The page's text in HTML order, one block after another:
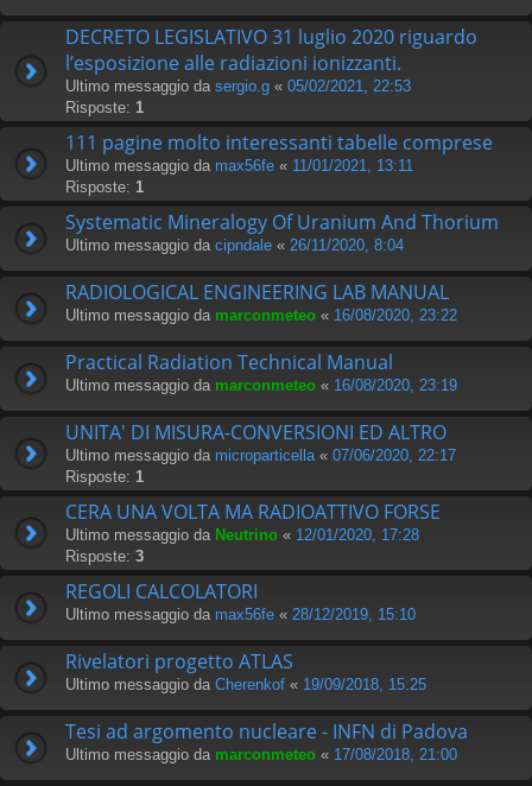
DECRETO LEGISLATIVO 31 luglio 2020 riguardo
l’esposizione alle radiazioni ionizzanti.
Ultimo messaggio da sergio.g « 05/02/2021, 22:53
Risposte: 1
111 pagine molto interessanti tabelle comprese
Ultimo messaggio da max56fe « 11/01/2021, 13:11
Risposte: 1
Systematic Mineralogy Of Uranium And Thorium
Ultimo messaggio da cipndale « 26/11/2020, 8:04
RADIOLOGICAL ENGINEERING LAB MANUAL
Ultimo messaggio da marconmeteo « 16/08/2020, 23:22
Practical Radiation Technical Manual
Ultimo messaggio da marconmeteo « 16/08/2020, 23:19
UNITA' DI MISURA-CONVERSIONI ED ALTRO
Ultimo messaggio da microparticella « 07/06/2020, 22:17
Risposte: 1
CERA UNA VOLTA MA RADIOATTIVO FORSE
Ultimo messaggio da Neutrino « 12/01/2020, 17:28
Risposte: 3
REGOLI CALCOLATORI
Ultimo messaggio da max56fe « 28/12/2019, 15:10
Rivelatori progetto ATLAS
Ultimo messaggio da Cherenkof « 19/09/2018, 15:25
Tesi ad argomento nucleare - INFN di Padova
Ultimo messaggio da marconmeteo « 17/08/2018, 21:00